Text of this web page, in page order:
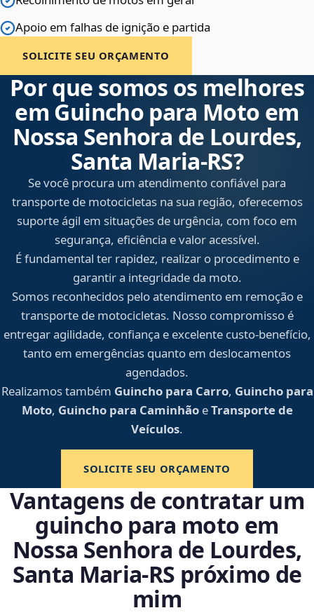
Apoio em falhas de ignição e partida
SOLICITE SEU ORÇAMENTO
Por que somos os melhores
em Guincho para Moto em
Nossa Senhora de Lourdes,
Santa Maria‑RS?
Se você procura um atendimento confiável para
transporte de motocicletas na sua região, oferecemos
suporte ágil em situações de urgência, com foco em
segurança, eficiência e valor acessível.
É fundamental ter rapidez, realizar o procedimento e
garantir a integridade da moto.
Somos reconhecidos pelo atendimento em remoção e
transporte de motocicletas. Nosso compromisso é
entregar agilidade, confiança e excelente custo-benefício,
tanto em emergências quanto em deslocamentos
agendados.
Realizamos também Guincho para Carro, Guincho para
Moto, Guincho para CaminhãoeTransporte de
Veículos.
SOLICITE SEU ORÇAMENTO
Vantagens de contratar um
guincho para moto em
Nossa Senhora de Lourdes,
Santa Maria‑RS próximo de
mim